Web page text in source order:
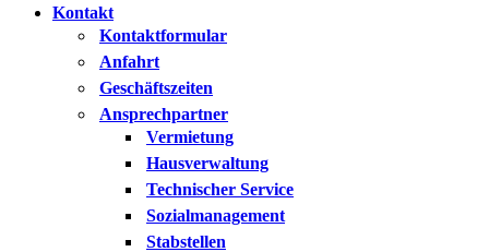
Kontakt
Kontaktformular
Anfahrt
Geschäftszeiten
Ansprechpartner
Vermietung
Hausverwaltung
Technischer Service
Sozialmanagement
Stabstellen